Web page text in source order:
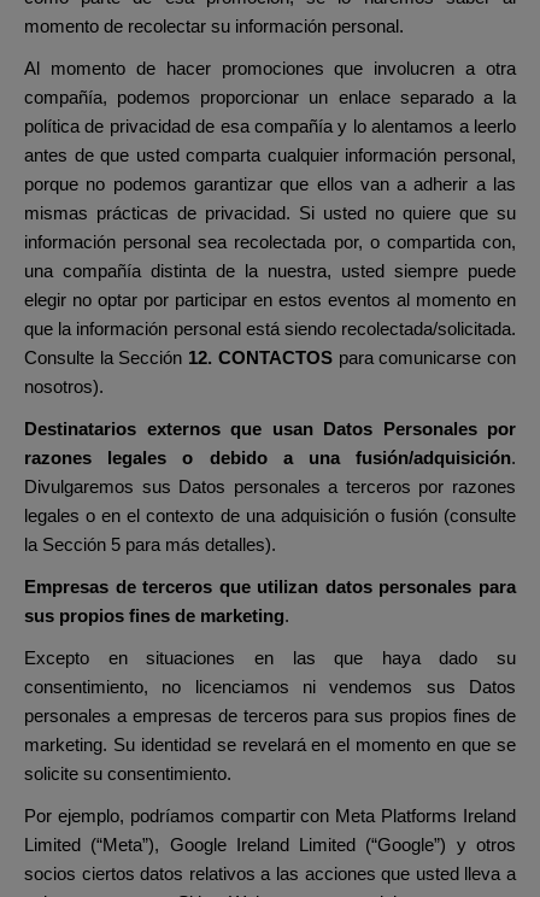
momento de recolectar su información personal.
Al momento de hacer promociones que involucren a otra
compañía, podemos proporcionar un enlace separado a la
política de privacidad de esa compañía y lo alentamos a leerlo
antes de que usted comparta cualquier información personal,
porque no podemos garantizar que ellos van a adherir a las
mismas prácticas de privacidad. Si usted no quiere que su
información personal sea recolectada por, o compartida con,
una compañía distinta de la nuestra, usted siempre puede
elegir no optar por participar en estos eventos al momento en
que la información personal está siendo recolectada/solicitada.
Consulte la Sección 12. CONTACTOSpara comunicarse con
nosotros).
Destinatarios externos que usan Datos Personales por
razones legales o debido a una fusión/adquisición.
Divulgaremos sus Datos personales a terceros por razones
legales o en el contexto de una adquisición o fusión (consulte
la Sección 5 para más detalles).
Empresas de terceros que utilizan datos personales para
sus propios fines de marketing.
Excepto en situaciones en las que haya dado su
consentimiento, no licenciamos ni vendemos sus Datos
personales a empresas de terceros para sus propios fines de
marketing. Su identidad se revelará en el momento en que se
solicite su consentimiento.
Por ejemplo, podríamos compartir con Meta Platforms Ireland
Limited (“Meta”), Google Ireland Limited (“Google”) y otros
socios ciertos datos relativos a las acciones que usted lleva a